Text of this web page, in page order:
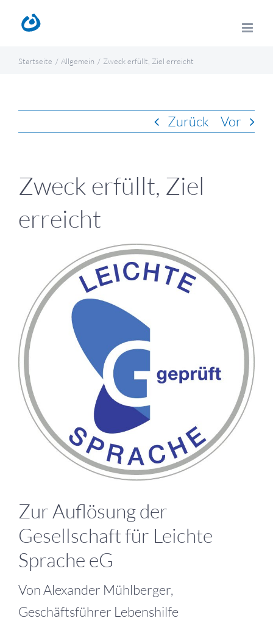
Inhalt
Startseite Allgemein Zweck erfüllt, Ziel erreicht
Zurück Vor
Zweck erfüllt, Ziel
erreicht
grösseres
Bild
Zur Auflösung der
Gesellschaft für Leichte
Sprache eG
Von Alexander Mühlberger,
Geschäftsführer Lebenshilfe